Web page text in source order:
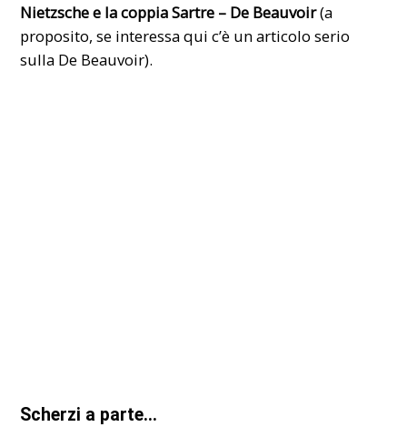
Nietzsche e la coppia Sartre – De Beauvoir(a
proposito, se interessa qui c’è un articolo serio
sulla De Beauvoir).
Scherzi a parte…